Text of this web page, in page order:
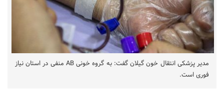
مدیر پزشکی انتقال خون گیلان گفت: به گروه خونی AB منفی در استان نیاز
فوری است.